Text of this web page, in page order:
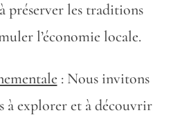
préserver les traditions
l’économie locale.
: Nous invitons
à explorer et à découvrir